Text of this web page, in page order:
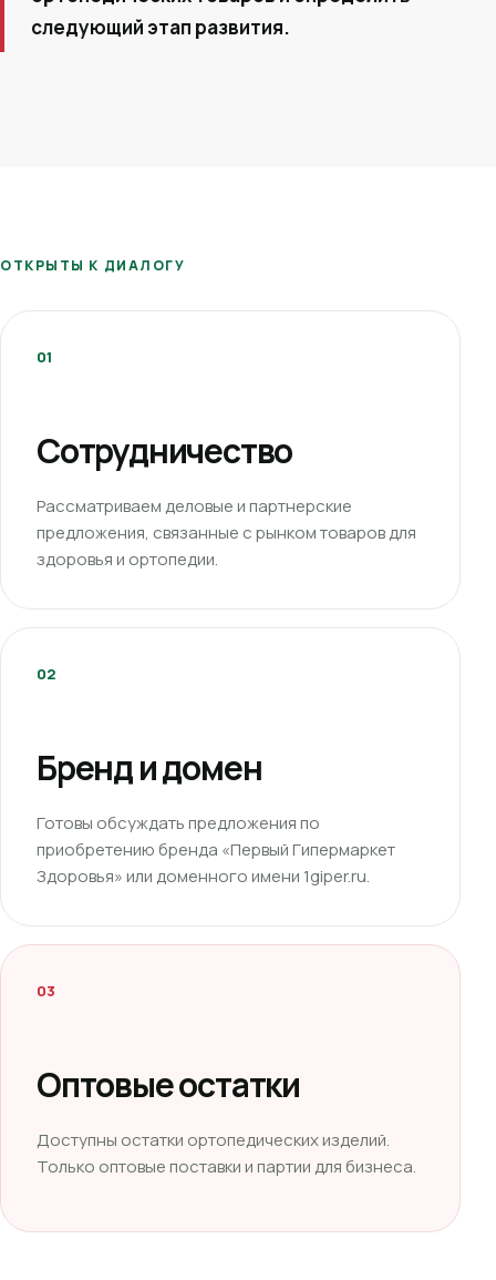
следующий этап развития.
ОТКРЫТЫ К ДИАЛОГУ
01
Сотрудничество
Рассматриваем деловые и партнерские
предложения, связанные с рынком товаров для
здоровья и ортопедии.
02
Бренд и домен
Готовы обсуждать предложения по
приобретению бренда «Первый Гипермаркет
Здоровья» или доменного имени 1giper.ru.
03
Оптовые остатки
Доступны остатки ортопедических изделий.
Только оптовые поставки и партии для бизнеса.